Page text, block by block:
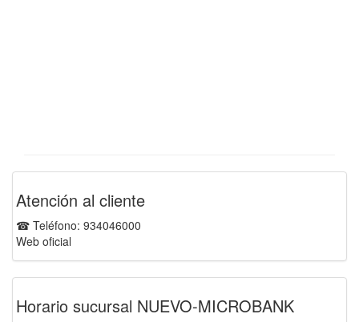
Atención al cliente
☎ Teléfono: 934046000
Web oficial
Horario sucursal NUEVO-MICROBANK